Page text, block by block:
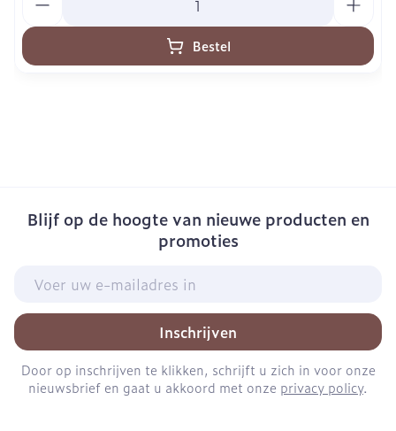
Bestel
Blijf op de hoogte van nieuwe producten en
promoties
Inschrijven
Door op inschrijven te klikken, schrijft u zich in voor onze
nieuwsbrief en gaat u akkoord met onze privacy policy.